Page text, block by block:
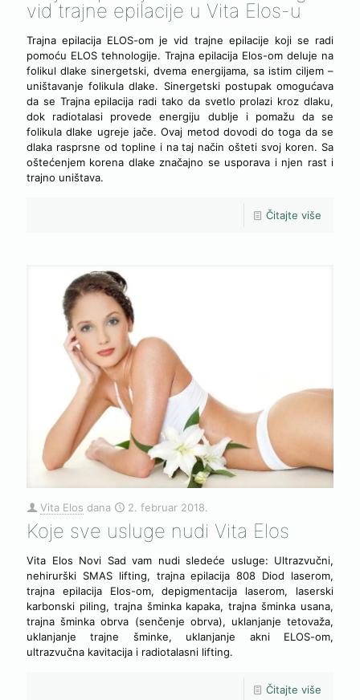
vid trajne epilacije u Vita Elos-u
Trajna epilacija ELOS-om je vid trajne epilacije koji se radi
pomoću ELOS tehnologije. Trajna epilacija Elos-om deluje na
folikul dlake sinergetski, dvema energijama, sa istim ciljem –
uništavanje folikula dlake. Sinergetski postupak omogućava
da se Trajna epilacija radi tako da svetlo prolazi kroz dlaku,
dok radiotalasi provede energiju dublje i pomažu da se
folikula dlake ugreje jače. Ovaj metod dovodi do toga da se
dlaka rasprsne od topline i na taj način ošteti svoj koren. Sa
oštećenjem korena dlake značajno se usporava i njen rast i
trajno uništava.
Čitajte više
Vita Elos dana 2. februar 2018.
Koje sve usluge nudi Vita Elos
Vita Elos Novi Sad vam nudi sledeće usluge: Ultrazvučni,
nehirurški SMAS lifting, trajna epilacija 808 Diod laserom,
trajna epilacija Elos-om, depigmentacija laserom, laserski
karbonski piling, trajna šminka kapaka, trajna šminka usana,
trajna šminka obrva (senčenje obrva), uklanjanje tetovaža,
uklanjanje trajne šminke, uklanjanje akni ELOS-om,
ultrazvučna kavitacija i radiotalasni lifting.
Čitajte više